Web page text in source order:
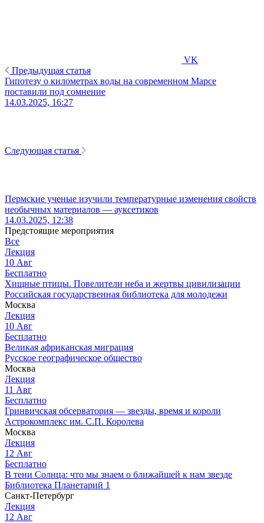
VK
Предыдущая статья
Гипотезу о километрах воды на современном Марсе
поставили под сомнение
14.03.2025, 16:27
Следующая статья
Пермские ученые изучили температурные изменения свойств
необычных материалов — ауксетиков
14.03.2025, 12:38
Предстоящие мероприятия
Все
Лекция
10 Авг
Бесплатно
Хищные птицы. Повелители неба и жертвы цивилизации
Российская государственная библиотека для молодежи
Москва
Лекция
10 Авг
Бесплатно
Великая африканская миграция
Русское географическое общество
Москва
Лекция
11 Авг
Бесплатно
Гринвичская обсерватория — звезды, время и короли
Астрокомплекс им. С.П. Королева
Москва
Лекция
12 Авг
Бесплатно
В тени Солнца: что мы знаем о ближайшей к нам звезде
Библиотека Планетарий 1
Санкт-Петербург
Лекция
12 Авг